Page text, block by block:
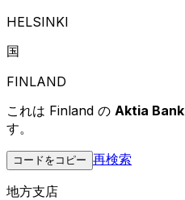
HELSINKI
国
FINLAND
これは Finland の Aktia Bank
す。
コードをコピー 再検索
地方支店